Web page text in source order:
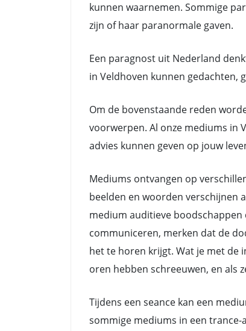
kunnen waarnemen. Sommige
zijn of haar paranormale gaven.
Een paragnost uit Nederland
in Veldhoven kunnen gedachten,
Om de bovenstaande reden
voorwerpen. Al onze mediums in
advies kunnen geven op jouw
Mediums ontvangen op
beelden en woorden verschijnen
medium auditieve boodschappen
communiceren, merken dat de
het te horen krijgt. Wat je met de
oren hebben schreeuwen, en als
Tijdens een seance kan een
sommige mediums in een